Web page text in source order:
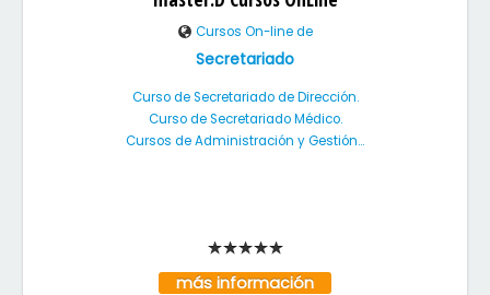
Cursos On-line de
Secretariado
Curso de Secretariado de Dirección.
Curso de Secretariado Médico.
Cursos de Administración y Gestión...
más información